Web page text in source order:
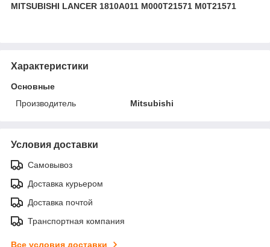
MITSUBISHI LANCER 1810A011 M000T21571 M0T21571
Характеристики
Основные
Производитель
Mitsubishi
Условия доставки
Самовывоз
Доставка курьером
Доставка почтой
Транспортная компания
Все условия доставки